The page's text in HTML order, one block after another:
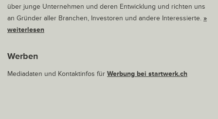
über junge Unternehmen und deren Entwicklung und richten uns
an Gründer aller Branchen, Investoren und andere Interessierte. »
weiterlesen
Werben
Mediadaten und Kontaktinfos für Werbung bei startwerk.ch